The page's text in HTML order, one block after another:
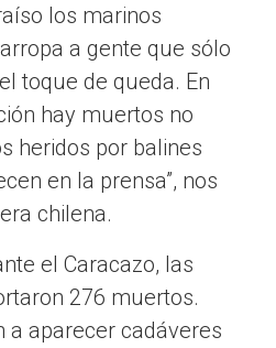
los marinos
a gente que sólo
toque de queda. En
hay muertos no
heridos por balines
en la prensa”, nos
chilena.
el Caracazo, las
276 muertos.
a aparecer cadáveres